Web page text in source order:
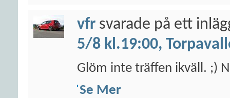
vfr svarade på ett
5/8 kl.19:00,
Glöm inte träffen ikväll. ;)
Se Mer